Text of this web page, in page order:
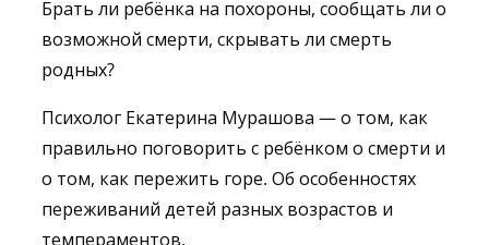
Брать ли ребёнка на похороны, сообщать ли о
возможной смерти, скрывать ли смерть
родных?
Психолог Екатерина Мурашова — о том, как
правильно поговорить с ребёнком о смерти и
о том, как пережить горе. Об особенностях
переживаний детей разных возрастов и
темпераментов.